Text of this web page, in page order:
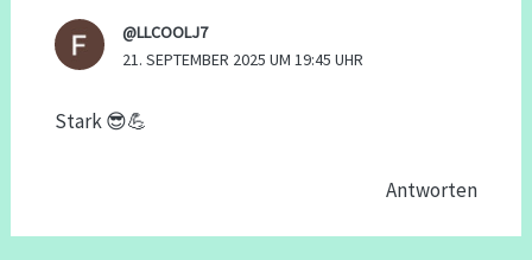
@LLCOOLJ7
21. SEPTEMBER 2025 UM 19:45 UHR
Stark 😎💪
Antworten